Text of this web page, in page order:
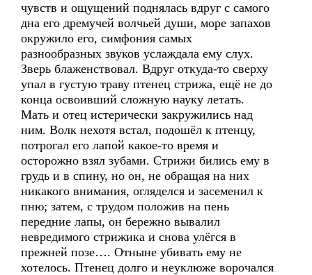
чувств и ощущений поднялась вдруг с самого
дна его дремучей волчьей души, море запахов
окружило его, симфония самых
разнообразных звуков услаждала ему слух.
Зверь блаженствовал. Вдруг откуда-то сверху
упал в густую траву птенец стрижа, ещё не до
конца освоивший сложную науку летать.
Мать и отец истерически закружились над
ним. Волк нехотя встал, подошёл к птенцу,
потрогал его лапой какое-то время и
осторожно взял зубами. Стрижи бились ему в
грудь и в спину, но он, не обращая на них
никакого внимания, огляделся и засеменил к
пню; затем, с трудом положив на пень
передние лапы, он бережно вывалил
невредимого стрижика и снова улёгся в
прежней позе…. Отныне убивать ему не
хотелось. Птенец долго и неуклюже ворочался